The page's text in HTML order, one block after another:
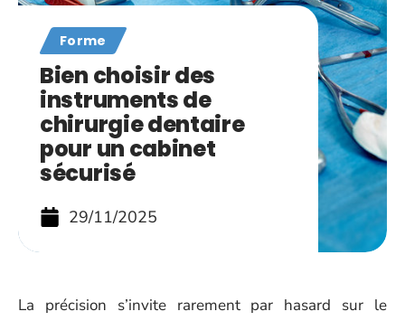
Forme
Bien choisir des
instruments de
chirurgie dentaire
pour un cabinet
sécurisé
29/11/2025
La précision s’invite rarement par hasard sur le